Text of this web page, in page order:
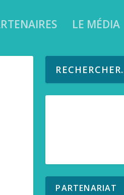
LE MÉDIA
PARTENARIAT